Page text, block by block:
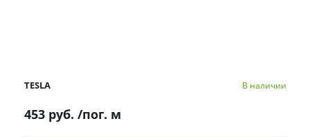
TESLA В наличии
453 руб. /пог. м